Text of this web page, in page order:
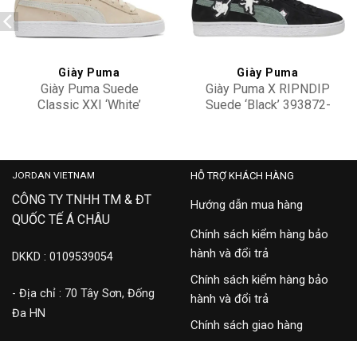
Add to
wishlist
Giày Puma
Giày Puma Suede
Classic XXI ‘White’
Add to
wishlist
Giày Puma
Giày Puma X RIPNDIP
Suede ‘Black’ 393872-
JORDAN VIETNAM
CÔNG TY TNHH TM & ĐT
QUỐC TẾ Á CHÂU
DKKD : 0109539054
- Địa chỉ : 70 Tây Sơn, Đống
Đa HN
HỖ TRỢ KHÁCH HÀNG
Hướng dẫn mua hàng
Chính sách kiểm hàng bảo
hành và đổi trả
Chính sách kiểm hàng bảo
hành và đổi trả
Chính sách giao hàng